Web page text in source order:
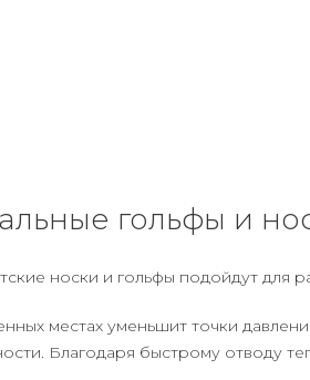
гольфы и
носки и гольфы подойдут для
местах уменьшит точки
Благодаря быстрому отводу